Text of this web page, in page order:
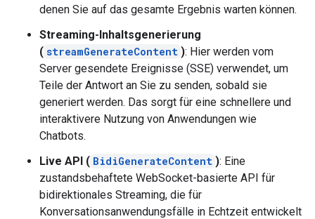
denen Sie auf das gesamte Ergebnis warten können.
Streaming-Inhaltsgenerierung
( streamGenerateContent ): Hier werden vom
Server gesendete Ereignisse (SSE) verwendet, um
Teile der Antwort an Sie zu senden, sobald sie
generiert werden. Das sorgt für eine schnellere und
interaktivere Nutzung von Anwendungen wie
Chatbots.
Live API ( BidiGenerateContent ): Eine
zustandsbehaftete WebSocket-basierte API für
bidirektionales Streaming, die für
Konversationsanwendungsfälle in Echtzeit entwickelt